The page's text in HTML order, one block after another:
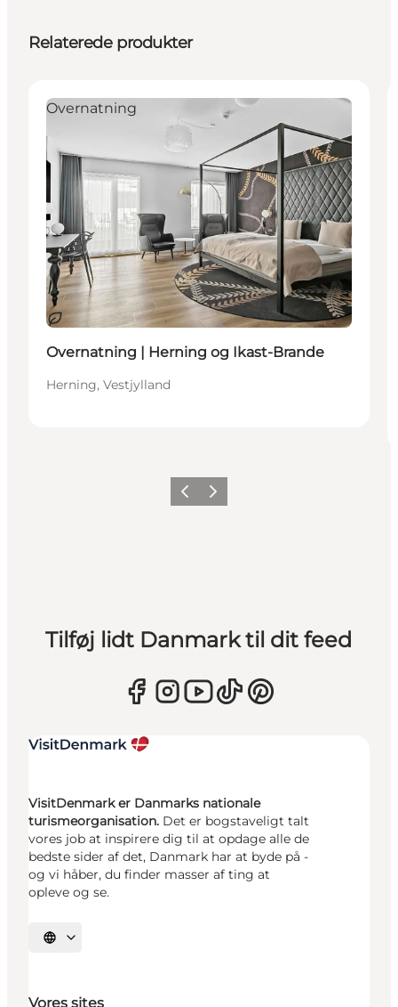
Relaterede produkter
Bæredygtige oplevelser
Overnatning
Overnatning | Herning og Ikast-Brande
Herning, Vestjylland
ForrigeNæste
Tilføj lidt Danmark til dit feed
VisitDenmark er Danmarks nationale
turismeorganisation. Det er bogstaveligt talt
vores job at inspirere dig til at opdage alle de
bedste sider af det, Danmark har at byde på -
og vi håber, du finder masser af ting at
opleve og se.
Vælg sprog
Vores sites